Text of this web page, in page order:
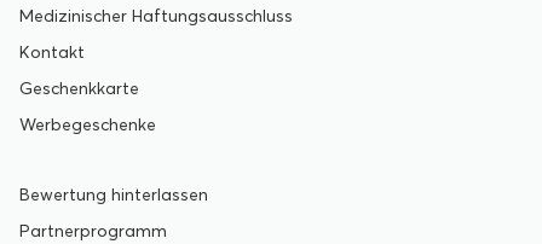
Medizinischer Haftungsausschluss
Kontakt
Geschenkkarte
Werbegeschenke
Bewertung hinterlassen
Partnerprogramm